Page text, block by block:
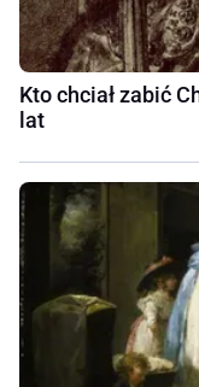
Kto chciał zabić
lat